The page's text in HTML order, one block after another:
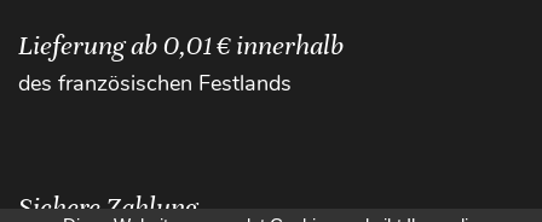
Lieferung ab 0,01 € innerhalb
des französischen Festlands
Sichere Zahlung